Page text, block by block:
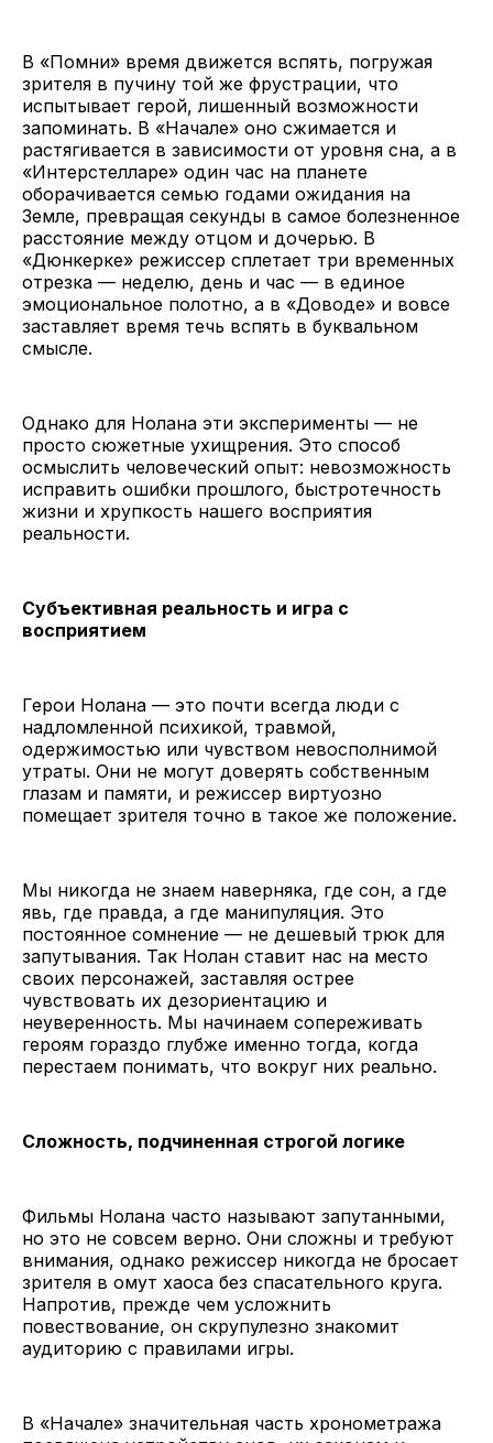
В «Помни» время движется вспять, погружая
зрителя в пучину той же фрустрации, что
испытывает герой, лишенный возможности
запоминать. В «Начале» оно сжимается и
растягивается в зависимости от уровня сна, а в
«Интерстелларе» один час на планете
оборачивается семью годами ожидания на
Земле, превращая секунды в самое болезненное
расстояние между отцом и дочерью. В
«Дюнкерке» режиссер сплетает три временных
отрезка — неделю, день и час — в единое
эмоциональное полотно, а в «Доводе» и вовсе
заставляет время течь вспять в буквальном
смысле.
Однако для Нолана эти эксперименты — не
просто сюжетные ухищрения. Это способ
осмыслить человеческий опыт: невозможность
исправить ошибки прошлого, быстротечность
жизни и хрупкость нашего восприятия
реальности.
Субъективная реальность и игра с
восприятием
Герои Нолана — это почти всегда люди с
надломленной психикой, травмой,
одержимостью или чувством невосполнимой
утраты. Они не могут доверять собственным
глазам и памяти, и режиссер виртуозно
помещает зрителя точно в такое же положение.
Мы никогда не знаем наверняка, где сон, а где
явь, где правда, а где манипуляция. Это
постоянное сомнение — не дешевый трюк для
запутывания. Так Нолан ставит нас на место
своих персонажей, заставляя острее
чувствовать их дезориентацию и
неуверенность. Мы начинаем сопереживать
героям гораздо глубже именно тогда, когда
перестаем понимать, что вокруг них реально.
Сложность, подчиненная строгой логике
Фильмы Нолана часто называют запутанными,
но это не совсем верно. Они сложны и требуют
внимания, однако режиссер никогда не бросает
зрителя в омут хаоса без спасательного круга.
Напротив, прежде чем усложнить
повествование, он скрупулезно знакомит
аудиторию с правилами игры.
В «Начале» значительная часть хронометража